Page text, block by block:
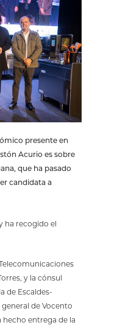
presente en
Acurio es sobre
que ha pasado
candidata a
ha recogido el
y la cónsul
de Escaldes-
de Vocento
entrega de la